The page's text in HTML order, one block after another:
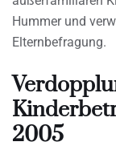
Hummer und
Elternbefragung.
2005